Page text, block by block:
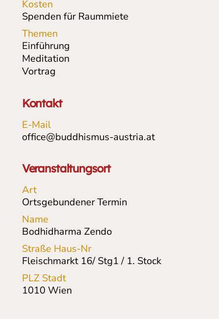
Kosten
Spenden für Raummiete
Themen
Einführung
Meditation
Vortrag
Kontakt
E-Mail
office@buddhismus-austria.at
Veranstaltungsort
Art
Ortsgebundener Termin
Name
Bodhidharma Zendo
Straße Haus-Nr
Fleischmarkt 16/ Stg1 / 1. Stock
PLZ Stadt
1010 Wien